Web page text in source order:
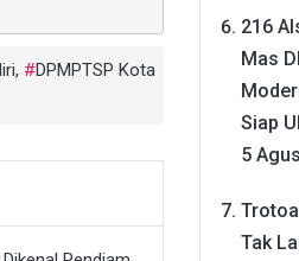
,
DPMPTSP Kota
216
Mas
Siap
5
Tak